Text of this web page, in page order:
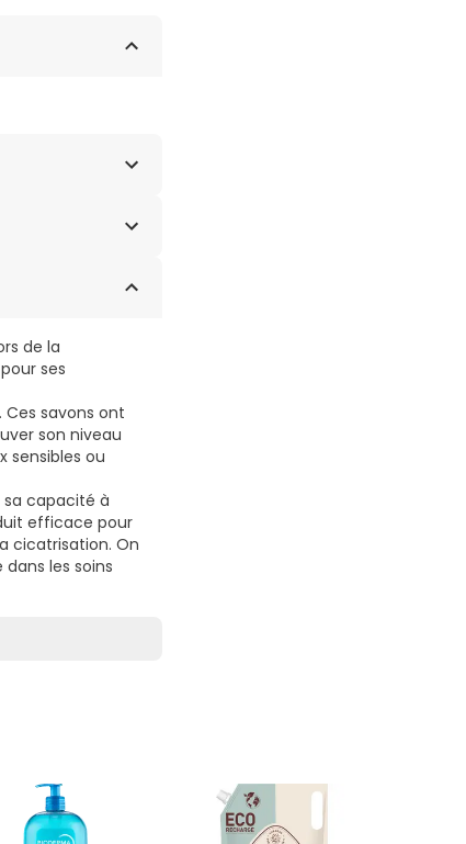
PARFUM
de la
ses
savons ont
son niveau
sensibles ou
capacité à
efficace pour
cicatrisation. On
les soins